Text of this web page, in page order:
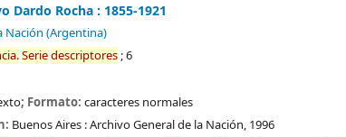
Dardo Rocha : 1855-1921
Nación (Argentina)
Seriedescriptores; 6
; Formato: caracteres normales
Buenos Aires :Archivo General de la Nación, 1996